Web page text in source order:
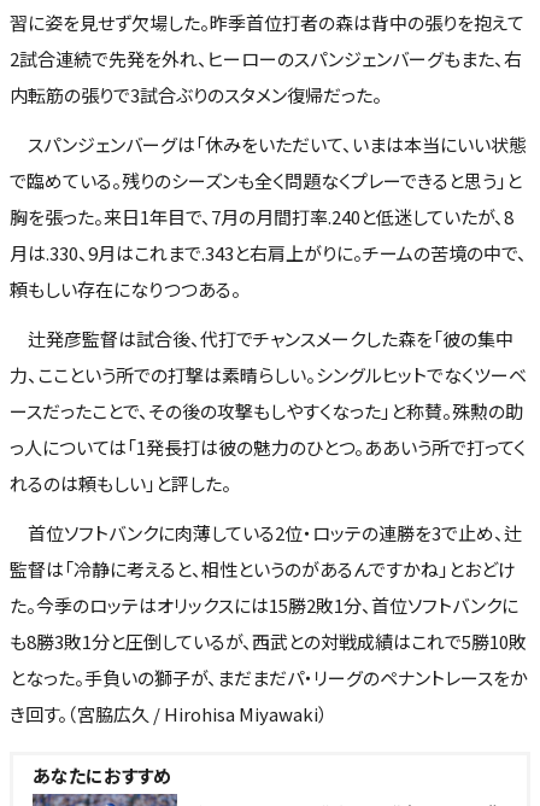
習に姿を見せず欠場した。昨季首位打者の森は背中の張りを抱えて
2試合連続で先発を外れ、ヒーローのスパンジェンバーグもまた、右
内転筋の張りで3試合ぶりのスタメン復帰だった。
スパンジェンバーグは「休みをいただいて、いまは本当にいい状態
で臨めている。残りのシーズンも全く問題なくプレーできると思う」と
胸を張った。来日1年目で、7月の月間打率.240と低迷していたが、8
月は.330、9月はこれまで.343と右肩上がりに。チームの苦境の中で、
頼もしい存在になりつつある。
辻発彦監督は試合後、代打でチャンスメークした森を「彼の集中
力、ここという所での打撃は素晴らしい。シングルヒットでなくツーベ
ースだったことで、その後の攻撃もしやすくなった」と称賛。殊勲の助
っ人については「1発長打は彼の魅力のひとつ。ああいう所で打ってく
れるのは頼もしい」と評した。
首位ソフトバンクに肉薄している2位・ロッテの連勝を3で止め、辻
監督は「冷静に考えると、相性というのがあるんですかね」とおどけ
た。今季のロッテはオリックスには15勝2敗1分、首位ソフトバンクに
も8勝3敗1分と圧倒しているが、西武との対戦成績はこれで5勝10敗
となった。手負いの獅子が、まだまだパ・リーグのペナントレースをか
き回す。（宮脇広久 / Hirohisa Miyawaki）
あなたにおすすめ